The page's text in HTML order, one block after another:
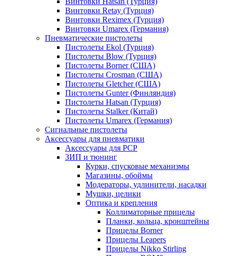
Винтовки Retay (Турция)
Винтовки Reximex (Турция)
Винтовки Umarex (Германия)
Пневматические пистолеты
Пистолеты Ekol (Турция)
Пистолеты Blow (Турция)
Пистолеты Borner (США)
Пистолеты Crosman (США)
Пистолеты Gletcher (США)
Пистолеты Gunter (Финляндия)
Пистолеты Hatsan (Турция)
Пистолеты Stalker (Китай)
Пистолеты Umarex (Германия)
Сигнальные пистолеты
Аксессуары для пневматики
Аксессуары для PCP
ЗИП и тюнинг
Курки, спусковые механизмы
Магазины, обоймы
Модераторы, удлинители, насадки
Мушки, целики
Оптика и крепления
Коллиматорные прицелы
Планки, кольца, кронштейны
Прицелы Borner
Прицелы Leapers
Прицелы Nikko Stirling